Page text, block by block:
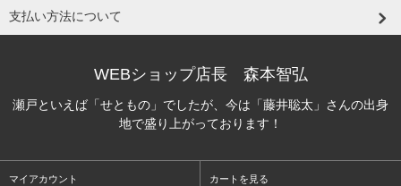
支払い方法について
WEBショップ店長 森本智弘
瀬戸といえば「せともの」でしたが、今は「藤井聡太」さんの出身
地で盛り上がっております！
マイアカウント カートを見る